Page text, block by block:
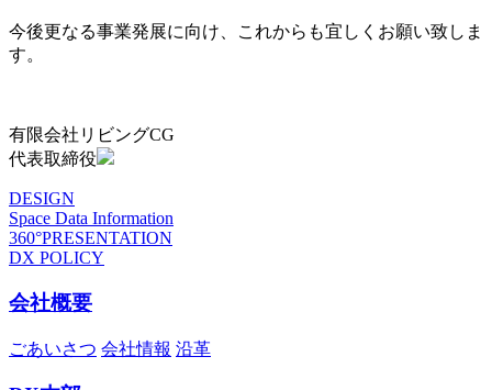
今後更なる事業発展に向け、これからも宜しくお願い致しま
す。
有限会社リビングCG
代表取締役
DESIGN
Space Data Information
360°PRESENTATION
DX POLICY
会社概要
ごあいさつ 会社情報 沿革